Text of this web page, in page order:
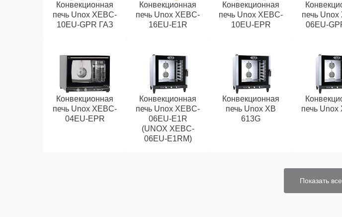
Конвекционная
печь Unox XEBC-
10EU-GPR ГАЗ
Конвекционная
печь Unox XEBC-
16EU-E1R
Конвекционная
печь Unox XEBC-
10EU-EPR
печь Unox
06EU-
Конвекционная
печь Unox XEBC-
04EU-EPR
Конвекционная
печь Unox XEBC-
06EU-E1R
(UNOX XEBC-
06EU-E1RM)
Конвекционная
печь Unox XB
613G
печь Unox
Показать